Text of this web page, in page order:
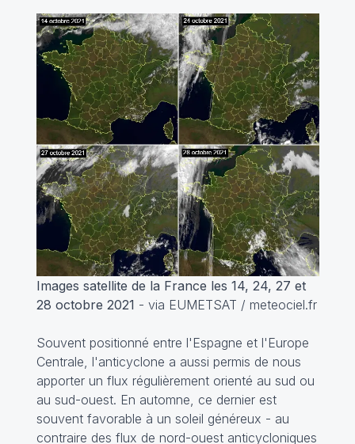
Images satellite de la France les 14, 24, 27 et
28 octobre 2021 - via EUMETSAT / meteociel.fr
Souvent positionné entre l'Espagne et l'Europe
Centrale, l'anticyclone a aussi permis de nous
apporter un flux régulièrement orienté au sud ou
au sud-ouest. En automne, ce dernier est
souvent favorable à un soleil généreux - au
contraire des flux de nord-ouest anticycloniques